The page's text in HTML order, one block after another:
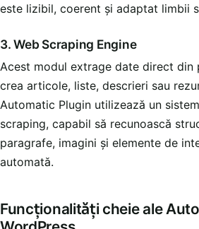
este lizibil, coerent și adaptat limbii
3. Web Scraping Engine
Acest modul extrage date direct din
crea articole, liste, descrieri sau
Automatic Plugin utilizează un
scraping, capabil să recunoască
paragrafe, imagini și elemente de
automată.
Funcționalități cheie ale